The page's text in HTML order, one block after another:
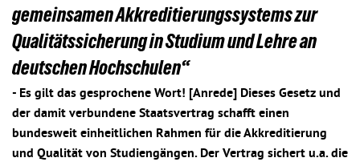
gemeinsamen Akkreditierungssystems zur
Qualitätssicherung in Studium und Lehre an
deutschen Hochschulen“
- Es gilt das gesprochene Wort! [Anrede] Dieses Gesetz und
der damit verbundene Staatsvertrag schafft einen
bundesweit einheitlichen Rahmen für die Akkreditierung
und Qualität von Studiengängen. Der Vertrag sichert u.a. die